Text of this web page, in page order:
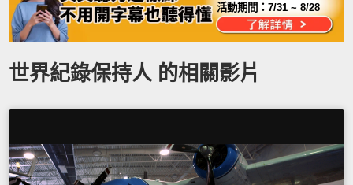
活動期間：7/31 ~ 8/28
世界紀錄保持人 的相關影片